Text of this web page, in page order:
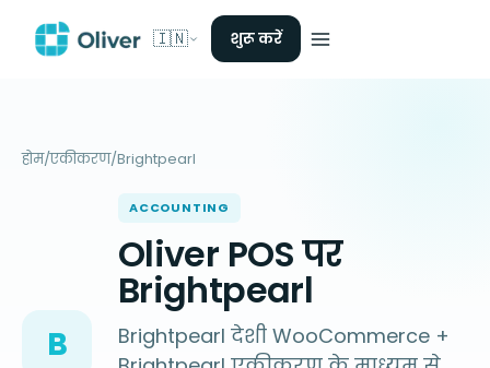
🇮🇳 शुरू करें
होम/एकीकरण/Brightpearl
B
ACCOUNTING
Oliver POS पर
Brightpearl
Brightpearl देशी WooCommerce +